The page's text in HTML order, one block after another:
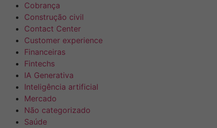
Cobrança
Construção civil
Contact Center
Customer experience
Financeiras
Fintechs
IA Generativa
Inteligência artificial
Mercado
Não categorizado
Saúde